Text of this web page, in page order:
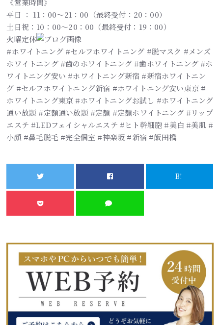
《営業時間》
平日 ： 11：00～21：00（最終受付：20：00）
土日祝：10：00～20：00（最終受付：19：00）
火曜定休
#ホワイトニング #セルフホワイトニング #脱マスク #メンズ
ホワイトニング #歯のホワイトニング #歯ホワイトニング #ホ
ワイトニング安い #ホワイトニング新宿 #新宿ホワイトニン
グ #セルフホワイトニング新宿 #ホワイトニング安い東京 #
ホワイトニング東京 #ホワイトニングお試し #ホワイトニング
通い放題 #定額通い放題 #定額 #定額ホワイトニング #リップ
エステ #LEDフェイシャルエステ #ヒト幹細胞 #美白 #美肌 #
小顔 #鼻毛脱毛 #完全個室 #神楽坂 #新宿 #飯田橋
B!